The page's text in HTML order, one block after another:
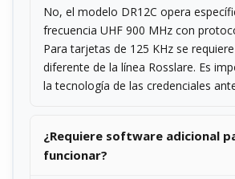
No, el modelo DR12C opera
frecuencia UHF 900 MHz con
Para tarjetas de 125 KHz se
diferente de la línea Rosslare. Es
la tecnología de las credenciales
¿Requiere software adicional
funcionar?